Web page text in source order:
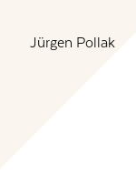
Jürgen Pollak